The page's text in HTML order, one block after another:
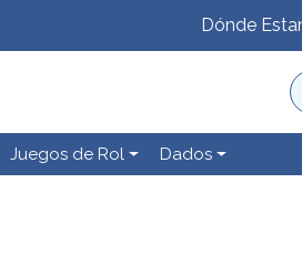
Dónde
Juegos de Rol Dados